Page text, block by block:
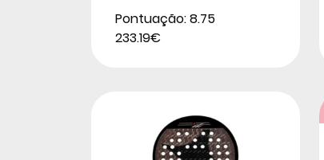
Pontuação: 8.75
233.19€